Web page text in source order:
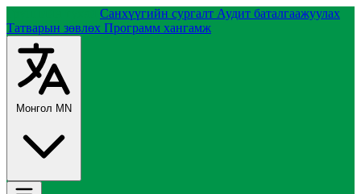
Санхүүгийн сургалт Аудит баталгаажуулах
Татварын зөвлөх Программ хангамж
Монгол MN